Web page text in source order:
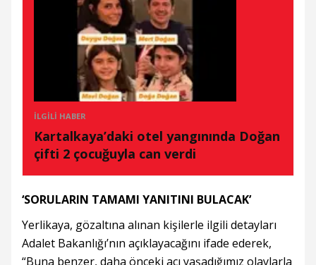
İLGILI HABER
Kartalkaya’daki otel yangınında Doğan
çifti 2 çocuğuyla can verdi
‘SORULARIN TAMAMI YANITINI BULACAK’
Yerlikaya, gözaltına alınan kişilerle ilgili detayları
Adalet Bakanlığı’nın açıklayacağını ifade ederek,
“Buna benzer, daha önceki acı yaşadığımız olaylarla